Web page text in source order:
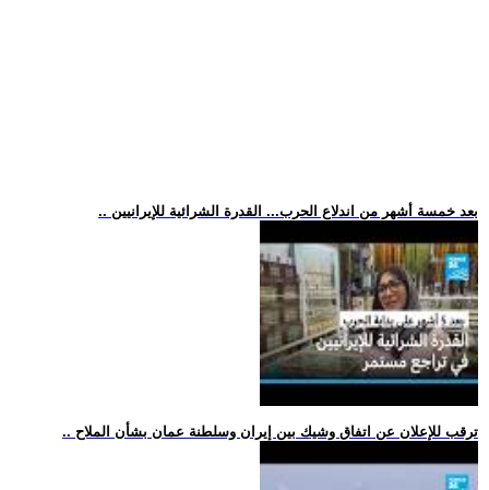
.. بعد خمسة أشهر من اندلاع الحرب... القدرة الشرائية للإيرانيين
.. ترقب للإعلان عن اتفاق وشيك بين إيران وسلطنة عمان بشأن الملاح